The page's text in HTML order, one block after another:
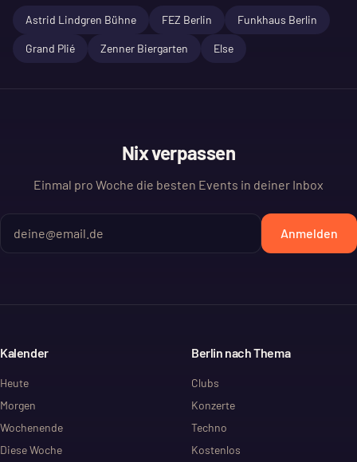
Astrid Lindgren Bühne FEZ Berlin Funkhaus Berlin
Grand Plié Zenner Biergarten Else
Nix verpassen
Einmal pro Woche die besten Events in deiner Inbox
Anmelden
Kalender
Heute
Morgen
Wochenende
Diese Woche
Berlin nach Thema
Clubs
Konzerte
Techno
Kostenlos